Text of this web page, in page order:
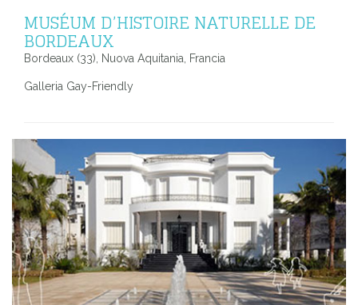
MUSÉUM D’HISTOIRE NATURELLE DE
BORDEAUX
Bordeaux (33), Nuova Aquitania, Francia
Galleria Gay-Friendly